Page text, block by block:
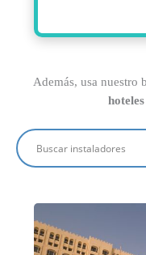
Además, usa nuestro